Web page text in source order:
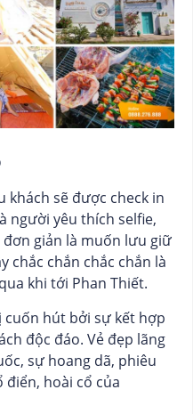
khách sẽ được check in
người yêu thích selfie,
giản là muốn lưu giữ
chắc chắn chắc chắn là
khi tới Phan Thiết.
cuốn hút bởi sự kết hợp
độc đáo. Vẻ đẹp lãng
sự hoang dã, phiêu
điển, hoài cổ của